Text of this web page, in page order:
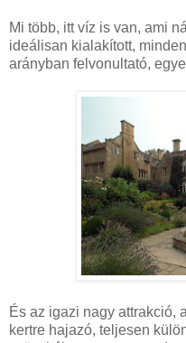
Mi több, itt víz is van, ami
ideálisan kialakított,
arányban felvonultató,
És az igazi nagy attrakció,
kertre hajazó, teljesen